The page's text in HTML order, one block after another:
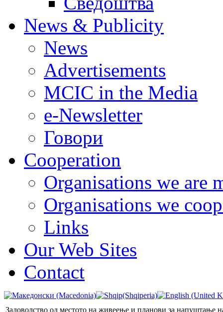
News & Publicity
News
Advertisements
MCIC in the Media
e-Newsletter
Говори
Cooperation
Organisations we are
Organisations we
Links
Our Web Sites
Contact
Задоволство од местото на живеење и планови за напуштање